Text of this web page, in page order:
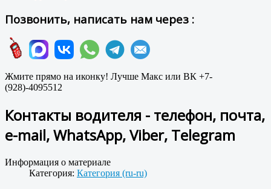
Позвонить, написать нам через :
Жмите прямо на иконку! Лучше Макс или ВК +7-
(928)-4095512
Контакты водителя - телефон, почта,
e-mail, WhatsApp, Viber, Telegram
Информация о материале
Категория: Категория (ru-ru)